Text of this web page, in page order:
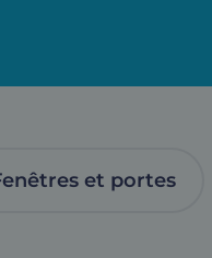
et portes